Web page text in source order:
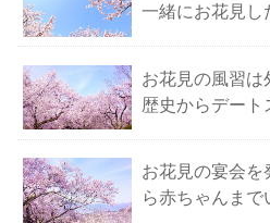
一緒にお花見し
お花見の風習は
歴史からデート
お花見の宴会を
ら赤ちゃんまで